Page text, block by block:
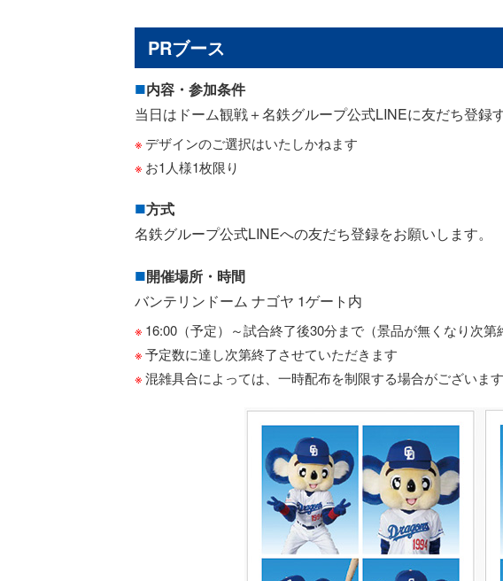
PRブース
内容・参加条件
当日はドーム観戦＋名鉄グループ公式LINEに友だち登録
デザインのご選択はいたしかねます
お1人様1枚限り
方式
名鉄グループ公式LINEへの友だち登録をお願いします。
開催場所・時間
バンテリンドーム ナゴヤ 1ゲート内
16:00（予定）～試合終了後30分まで（景品が無くなり次
予定数に達し次第終了させていただきます
混雑具合によっては、一時配布を制限する場合がございま